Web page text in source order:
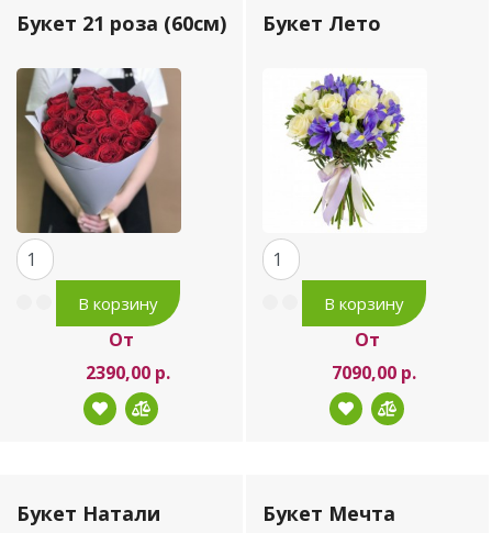
Букет 21 роза (60см)
От
2390,00 р.
Букет Лето
От
7090,00 р.
Букет Натали Букет Мечта